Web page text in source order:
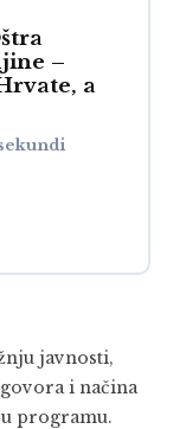
–
a
javnosti,
i načina
programu.